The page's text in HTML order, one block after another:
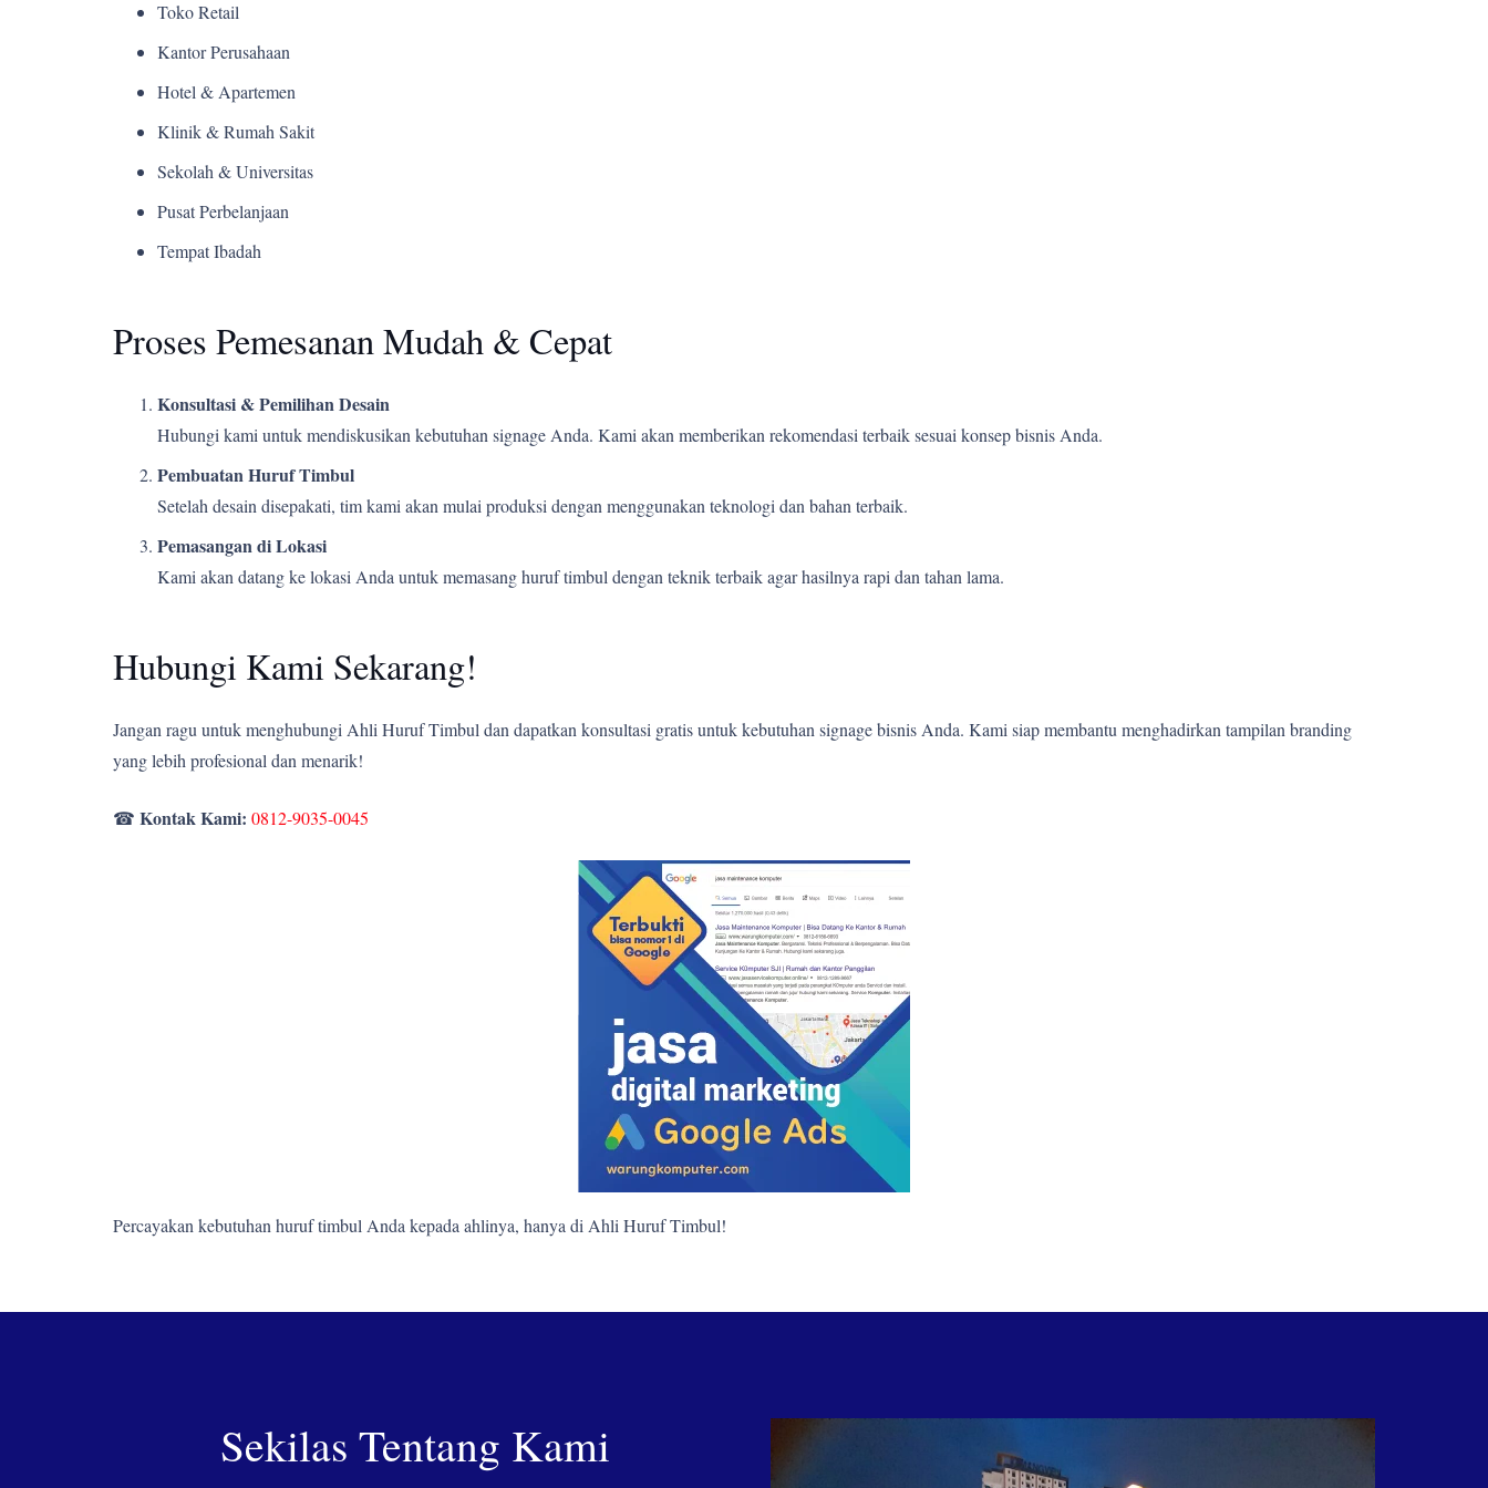
Toko Retail
Kantor Perusahaan
Hotel & Apartemen
Klinik & Rumah Sakit
Sekolah & Universitas
Pusat Perbelanjaan
Tempat Ibadah
Proses Pemesanan Mudah & Cepat
Konsultasi & Pemilihan Desain
Hubungi kami untuk mendiskusikan kebutuhan signage Anda. Kami akan memberikan rekomendasi terbaik sesuai konsep bisnis Anda.
Pembuatan Huruf Timbul
Setelah desain disepakati, tim kami akan mulai produksi dengan menggunakan teknologi dan bahan terbaik.
Pemasangan di Lokasi
Kami akan datang ke lokasi Anda untuk memasang huruf timbul dengan teknik terbaik agar hasilnya rapi dan tahan lama.
Hubungi Kami Sekarang!
Jangan ragu untuk menghubungi Ahli Huruf Timbul dan dapatkan konsultasi gratis untuk kebutuhan signage bisnis Anda. Kami siap membantu menghadirkan tampilan branding
yang lebih profesional dan menarik!
☎ Kontak Kami: 0812-9035-0045
Percayakan kebutuhan huruf timbul Anda kepada ahlinya, hanya di Ahli Huruf Timbul!
Sekilas Tentang Kami